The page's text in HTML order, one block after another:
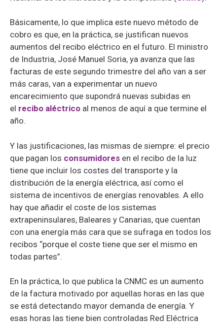
Básicamente, lo que implica este nuevo método de
cobro es que, en la práctica, se justifican nuevos
aumentos del recibo eléctrico en el futuro. El ministro
de Industria, José Manuel Soria, ya avanza que las
facturas de este segundo trimestre del año van a ser
más caras, van a experimentar un nuevo
encarecimiento que supondrá nuevas subidas en
el recibo aléctrico al menos de aquí a que termine el
año.
Y las justificaciones, las mismas de siempre: el precio
que pagan los consumidores en el recibo de la luz
tiene que incluir los costes del transporte y la
distribución de la energía eléctrica, así como el
sistema de incentivos de energías renovables. A ello
hay que añadir el coste de los sistemas
extrapeninsulares, Baleares y Canarias, que cuentan
con una energía más cara que se sufraga en todos los
recibos “porque el coste tiene que ser el mismo en
todas partes”.
En la práctica, lo que publica la CNMC es un aumento
de la factura motivado por aquellas horas en las que
se está detectando mayor demanda de energía. Y
esas horas las tiene bien controladas Red Eléctrica